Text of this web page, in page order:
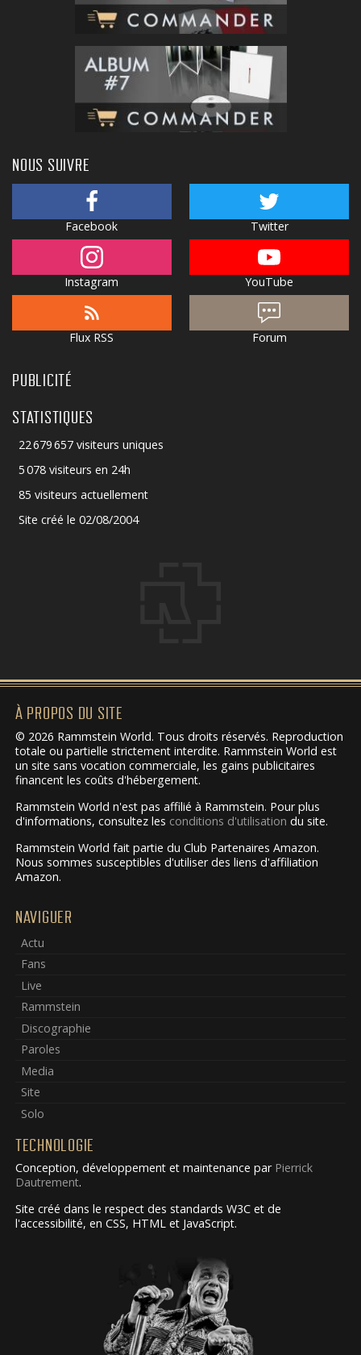
NOUS SUIVRE
Facebook Twitter
Instagram YouTube
Flux RSS Forum
PUBLICITÉ
STATISTIQUES
22 679 657 visiteurs uniques
5 078 visiteurs en 24h
85 visiteurs actuellement
Site créé le 02/08/2004
À PROPOS DU SITE
© 2026 Rammstein World. Tous droits réservés. Reproduction
totale ou partielle strictement interdite. Rammstein World est
un site sans vocation commerciale, les gains publicitaires
financent les coûts d'hébergement.
Rammstein World n'est pas affilié à Rammstein. Pour plus
d'informations, consultez les conditions d'utilisation du site.
Rammstein World fait partie du Club Partenaires Amazon.
Nous sommes susceptibles d'utiliser des liens d'affiliation
Amazon.
NAVIGUER
Actu
Fans
Live
Rammstein
Discographie
Paroles
Media
Site
Solo
TECHNOLOGIE
Conception, développement et maintenance par Pierrick
Dautrement.
Site créé dans le respect des standards W3C et de
l'accessibilité, en CSS, HTML et JavaScript.